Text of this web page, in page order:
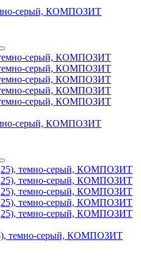
серый, КОМПОЗИТ
серый, КОМПОЗИТ
темно-серый, КОМПОЗИТ